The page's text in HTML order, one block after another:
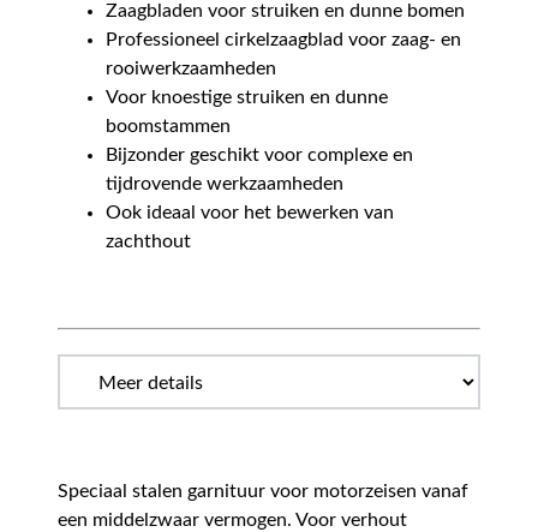
Zaagbladen voor struiken en dunne bomen
Professioneel cirkelzaagblad voor zaag- en
rooiwerkzaamheden
Voor knoestige struiken en dunne
boomstammen
Bijzonder geschikt voor complexe en
tijdrovende werkzaamheden
Ook ideaal voor het bewerken van
zachthout
Speciaal stalen garnituur voor motorzeisen vanaf
een middelzwaar vermogen. Voor verhout